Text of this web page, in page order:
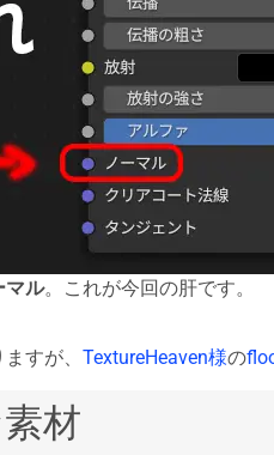
マル。これが今回の肝です。
すが、 TextureHeaven様の
材